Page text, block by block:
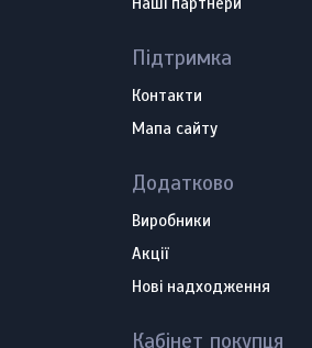
Підтримка
Контакти
Мапа сайту
Додатково
Виробники
Акції
Нові надходження
Кабінет покупця